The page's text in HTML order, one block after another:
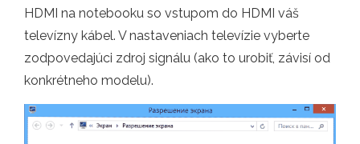
HDMI na notebooku so vstupom do HDMI váš
televízny kábel. V nastaveniach televízie vyberte
zodpovedajúci zdroj signálu (ako to urobiť, závisí od
konkrétneho modelu).